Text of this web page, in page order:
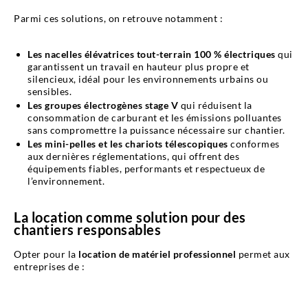
Parmi ces solutions, on retrouve notamment :
Les nacelles élévatrices tout-terrain 100 % électriques qui
garantissent un travail en hauteur plus propre et
silencieux, idéal pour les environnements urbains ou
sensibles.
Les groupes électrogènes stage V qui réduisent la
consommation de carburant et les émissions polluantes
sans compromettre la puissance nécessaire sur chantier.
Les mini-pelles et les chariots télescopiques conformes
aux dernières réglementations, qui offrent des
équipements fiables, performants et respectueux de
l’environnement.
La location comme solution pour des
chantiers responsables
Opter pour la location de matériel professionnel permet aux
entreprises de :